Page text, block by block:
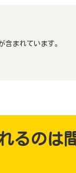
含まれています。
るのは